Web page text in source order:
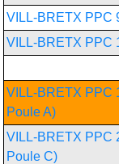
VILL-BRETX PPC
VILL-BRETX PPC
VILL-BRETX PPC
Poule A)
VILL-BRETX PPC
Poule C)